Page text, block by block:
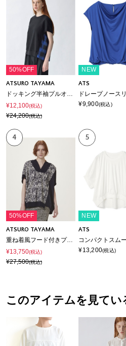
50%OFF
ATSURO TAYAMA
ドッキング半袖プルオーバー
¥12,100(税込)
¥24,200(税込)
NEW
ATS
¥9,900(税込)
4
50%OFF
ATSURO TAYAMA
重ね着風フード付きプルオーバー
¥13,750(税込)
¥27,500(税込)
5
NEW
ATS
¥13,200(税込)
このアイテムを見てい